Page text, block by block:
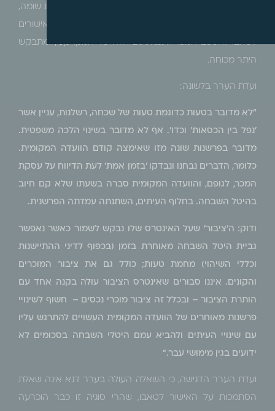
השנייה למחלקת שומה והשבחה במשיבה לצורך עריכת שומה,
ואז התברר לראשונה כי נעשתה טעות בהנפקת האישורים
לטאבו להסכם המכר ותכנית ג'2 חלה על המקרקעין ומתבקש
היתר מכוחה.
ועדת הערר בלשונה:
"לא מדובר בטעות כדוגמת טעות של שכחה, רשלנות, עניין אשר
'נפל בין הכסאות' וכדו'. אף לא מדובר בשינוי הלכה משפטית.
מדובר בפרשנות שונה מזו שאימצה קודם הוועדה המקומית.
כלומר, הדברים נבחנו ונבדקו 'בזמן אמת' לעת הדיווח על עסקת
המכר, לגופם, והוועדה המקומית סברה בשעתו שלא קם חיוב
בהיטל השבחה. בחלוף העיתים, השתנתה עמדתה הפרשנית.
ודוק: ה'ציבור' שעל האינטרס שלו נבקש לשמור כאשר נאפשר
גביית היטל השבחה מאוחרת בזמן (בכפוף לדיני ההתיישנות
וכללי השיהוי) מחמת טעות; כולל גם את ציבור המוכרים
והקונים. איננו סבורים שאינטרס הציבור עולה בקנה אחד עם
הותרת הציבור – ובכלל זה ציבור מוכרי נכסים – חשוף לשינויי
פרשנות מאוחרים של הוועדה המקומית העשויים להתרגש עליו
עם שינויי העיתים ולהביא עמם היטלי השבחה בסכומים לא
ידועים בגין מימושי עבר."
ועדת הערר הדגישה, כי השאלה העולה בערר דנא אינה שאלת
הסתמכות על האישור לטאבו, שהרי סוגיה זו כבר הוכרעה